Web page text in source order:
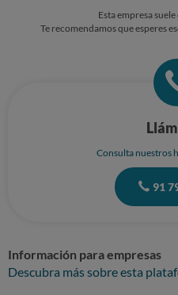
particular, atentamente.
Esta empresa
Te recomendamos que esperes
Consulta nuestros
91
Información para empresas
Descubra más sobre esta